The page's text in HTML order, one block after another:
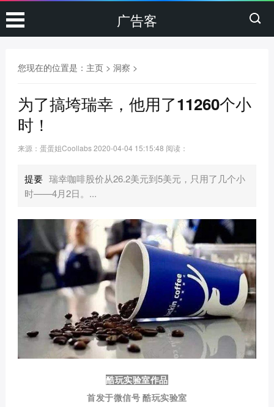
广告客
您现在的位置是： 主页> 洞察 >
为了搞垮瑞幸，他用了11260个小
时！
来源：蛋蛋姐Coollabs2020-04-04 15:15:48 阅读：
提要 瑞幸咖啡股价从26.2美元到5美元，只用了几个小
时——4月2日。...
酷玩实验室作品
首发于微信号 酷玩实验室